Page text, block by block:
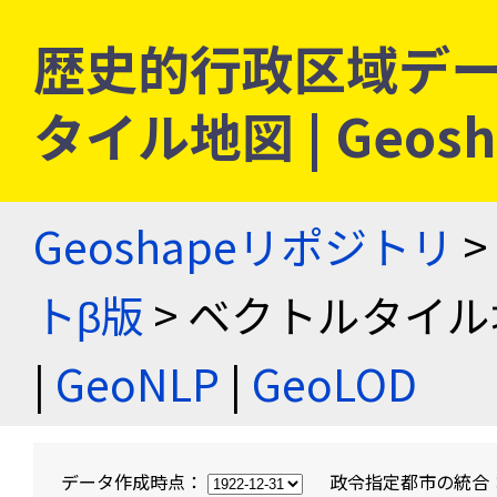
歴史的行政区域デ
タイル地図 |
Geoshapeリポジトリ >
トβ版 > ベクトルタイ
| GeoNLP | GeoLOD
データ作成時点： 政令指定都市の統